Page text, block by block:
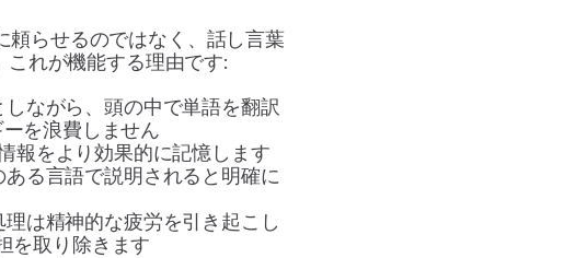
頼らせるのではなく、話し言葉
れが機能する理由です:
ながら、頭の中で単語を翻訳
を浪費しません
報をより効果的に記憶します
る言語で説明されると明確に
は精神的な疲労を引き起こし
を取り除きます